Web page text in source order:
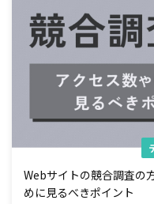
Webサイトの競合調査の
めに見るべきポイント